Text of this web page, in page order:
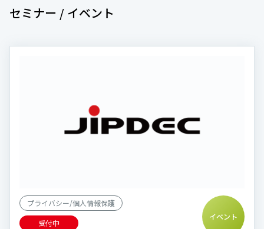
セミナー / イベント
プライバシー/個人情報保護
受付中
イベント